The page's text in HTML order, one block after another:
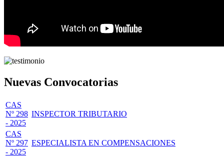
Nuevas Convocatorias
CAS
Nº 298
- 2025
INSPECTOR TRIBUTARIO
CAS
Nº 297
- 2025
ESPECIALISTA EN COMPENSACIONES